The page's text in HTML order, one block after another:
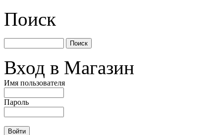
Поиск
Вход в Магазин
Имя пользователя
Пароль